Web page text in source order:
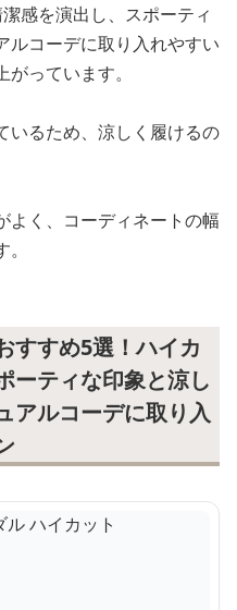
感を演出し、スポーティ
ルコーデに取り入れやすい
っています。
いるため、涼しく履けるの
よく、コーディネートの幅
すすめ5選！ハイカ
ーティな印象と涼し
アルコーデに取り入